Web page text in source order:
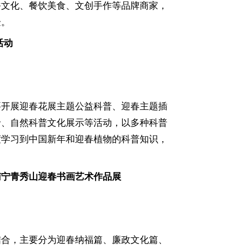
化、餐饮美食、文创手作等品牌商家，
动
展迎春花展主题公益科普、迎春主题插
自然科普文化展示等活动，以多种科普
习到中国新年和迎春植物的科普知识，
青秀山迎春书画艺术作品展
，主要分为迎春纳福篇、廉政文化篇、